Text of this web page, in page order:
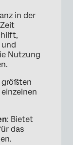
in der
hilft,
Nutzung
: Bietet
das